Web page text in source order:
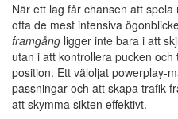
När ett lag får chansen att
ofta de mest intensiva
framgång ligger inte bara i att
utan i att kontrollera pucken
position. Ett väloljat powerplay-
passningar och att skapa trafik
att skymma sikten effektivt.